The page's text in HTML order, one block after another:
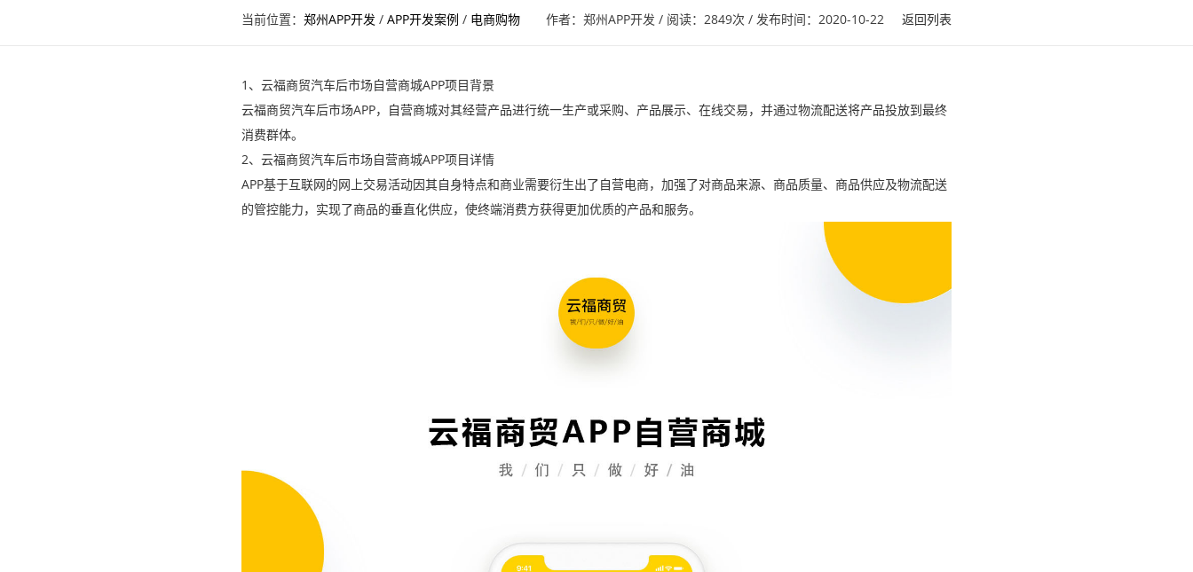
当前位置： 郑州APP开发 / APP开发案例 / 电商购物 作者：郑州APP开发 / 阅读：2849次 / 发布时间：2020-10-22 返回列表
1、云福商贸汽车后市场自营商城APP项目背景
云福商贸汽车后市场APP，自营商城对其经营产品进行统一生产或采购、产品展示、在线交易，并通过物流配送将产品投放到最终
消费群体。
2、云福商贸汽车后市场自营商城APP项目详情
APP基于互联网的网上交易活动因其自身特点和商业需要衍生出了自营电商，加强了对商品来源、商品质量、商品供应及物流配送
的管控能力，实现了商品的垂直化供应，使终端消费方获得更加优质的产品和服务。